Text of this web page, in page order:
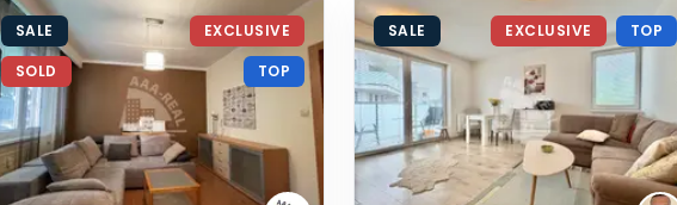
SALE
SOLD
EXCLUSIVE
TOP
SALE EXCLUSIVE TOP